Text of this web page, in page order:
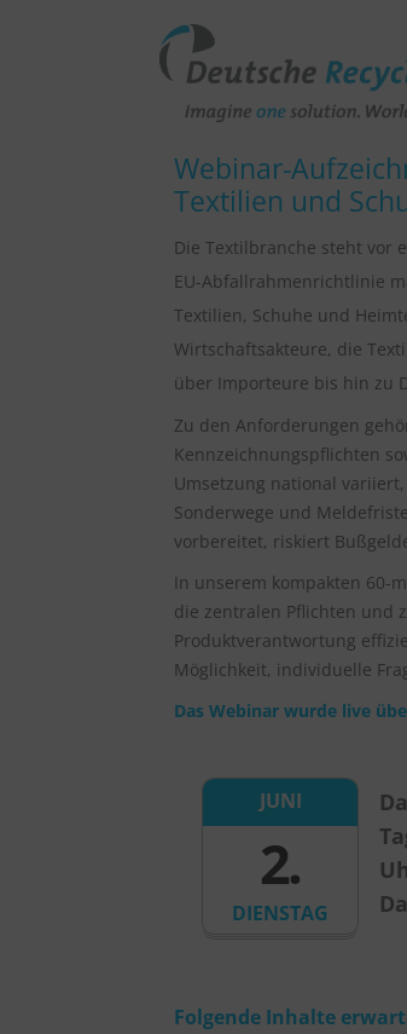
Webinar-
Textilien und
Die Textilbranche steht vor
EU-Abfallrahmenrichtlinie
Textilien, Schuhe und
Wirtschaftsakteure, die
über Importeure bis hin zu
Zu den Anforderungen
Kennzeichnungspflichten
Umsetzung national
Sonderwege und
vorbereitet, riskiert
In unserem kompakten 60-
die zentralen Pflichten und
Produktverantwortung
Möglichkeit, individuelle
Das Webinar wurde live
DIENSTAG
JUNI
2.
Folgende Inhalte